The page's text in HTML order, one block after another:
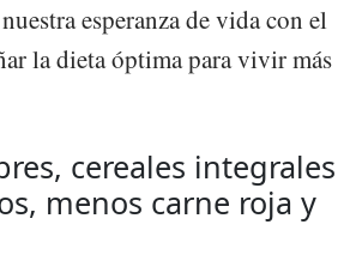
esperanza de vida con el
la dieta óptima para vivir más
cereales integrales
menos carne roja y